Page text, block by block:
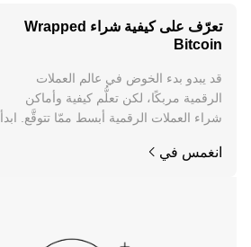
تعرّف على كيفية شراء Wrapped
Bitcoin
قد يبدو بدء الخوض في عالم العملات
الرقمية مربكًا، لكن تعلُّم كيفية وأماكن
شراء العملات الرقمية أبسط ممّا تتوقَّع. ابدأ
الويب.
انغمس في